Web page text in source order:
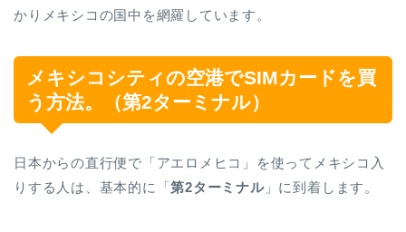
かりメキシコの国中を網羅しています。
メキシコシティの空港でSIMカードを買
う方法。（第2ターミナル）
日本からの直行便で「アエロメヒコ」を使ってメキシコ入
りする人は、基本的に「第2ターミナル」に到着します。